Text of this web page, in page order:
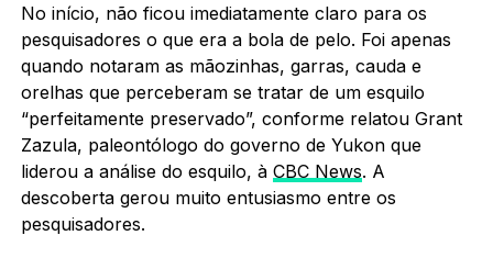
No início, não ficou imediatamente claro para os
pesquisadores o que era a bola de pelo. Foi apenas
quando notaram as mãozinhas, garras, cauda e
orelhas que perceberam se tratar de um esquilo
“perfeitamente preservado”, conforme relatou Grant
Zazula, paleontólogo do governo de Yukon que
liderou a análise do esquilo, à CBC News. A
descoberta gerou muito entusiasmo entre os
pesquisadores.